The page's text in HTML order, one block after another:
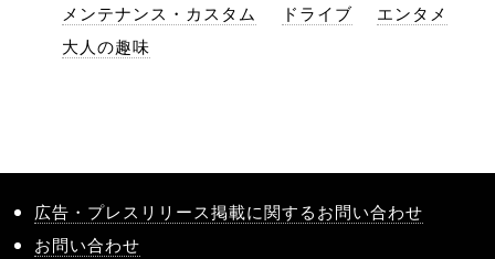
メンテナンス・カスタム
ドライブ
エンタメ
大人の趣味
広告・プレスリリース掲載に関するお問い合わせ
お問い合わせ